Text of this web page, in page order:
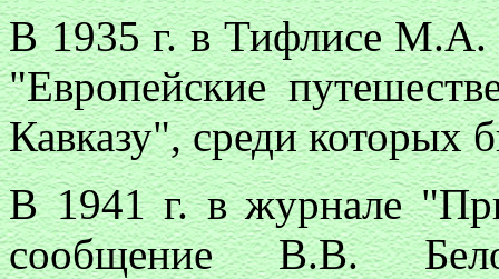
В 1935 г. в Тифлисе М.А.
"Европейские
Кавказу", среди которых
В 1941 г. в журнале
сообщение В.В.